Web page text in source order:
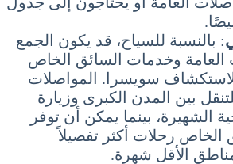
: بالنسبة للسياح، قد يكون الجمع
العامة وخدمات السائق الخاص
سويسرا. المواصلات
بين المدن الكبرى وزيارة
الشهيرة، بينما يمكن أن توفر
رحلات أكثر تفصيلاً
الأقل شهرة.